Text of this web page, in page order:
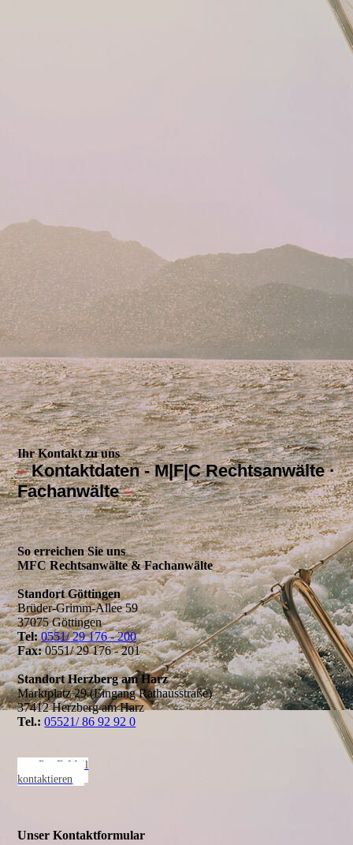
Ihr Kontakt zu uns
–Kontaktdaten - M|F|C Rechtsanwälte ·
Fachanwälte–
So erreichen Sie uns
MFC Rechtsanwälte & Fachanwälte
Standort Göttingen
Brüder-Grimm-Allee 59
37075 Göttingen
Tel: 0551/ 29 176 - 200
Fax:0551/ 29 176 - 201
Standort Herzberg am Harz
Marktplatz 29 (Eingang Rathausstraße)
37412 Herzberg am Harz
Tel.:05521/ 86 92 92 0
+ Per E-Mail
kontaktieren
Unser Kontaktformular